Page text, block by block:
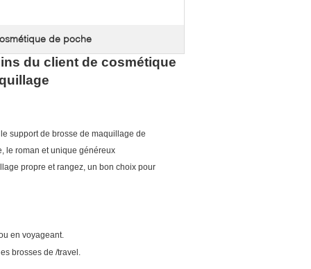
de poche
du client de cosmétique
support de brosse de maquillage de
le roman et unique généreux
propre et rangez, un bon choix pour
en voyageant.
brosses de /travel.